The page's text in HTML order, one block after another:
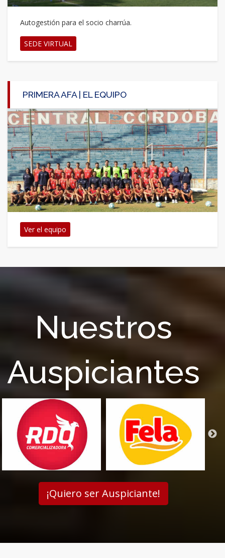
Autogestión para el socio charrúa.
SEDE VIRTUAL
PRIMERA AFA | EL EQUIPO
Ver el equipo
Nuestros
Auspiciantes
¡Quiero ser Auspiciante!